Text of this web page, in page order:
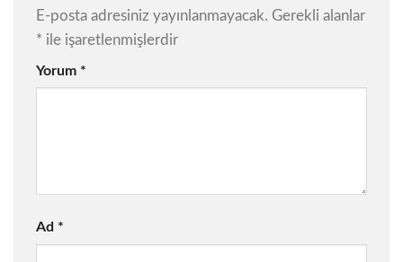
E-posta adresiniz yayınlanmayacak. Gerekli alanlar
* ile işaretlenmişlerdir
Yorum *
Ad *